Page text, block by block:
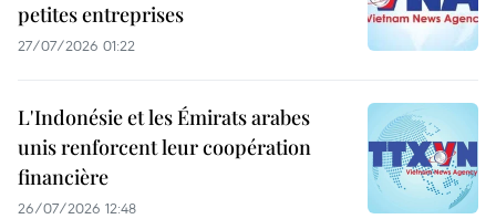
petites entreprises
27/07/2026 01:22
L'Indonésie et les Émirats arabes
unis renforcent leur coopération
financière
26/07/2026 12:48